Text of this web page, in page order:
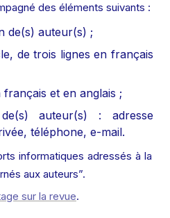
des éléments suivants :
de(s) auteur(s) ;
de trois lignes en français
français et en anglais ;
auteur(s) : adresse
téléphone, e-mail.
informatiques adressés à la
aux auteurs”.
sur la revue.